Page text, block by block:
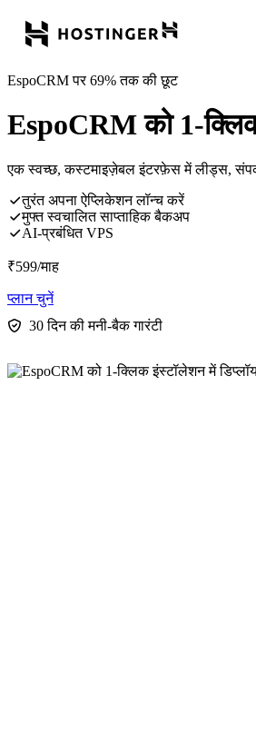
EspoCRM पर 69% तक की छूट
EspoCRM को 1-
एक स्वच्छ, कस्टमाइज़ेबल इंटरफ़ेस में लीड्स,
तुरंत अपना ऐप्लिकेशन लॉन्च करें
मुफ्त स्वचालित साप्ताहिक बैकअप
AI-प्रबंधित VPS
₹599/माह
प्लान चुनें
30 दिन की मनी-बैक गारंटी